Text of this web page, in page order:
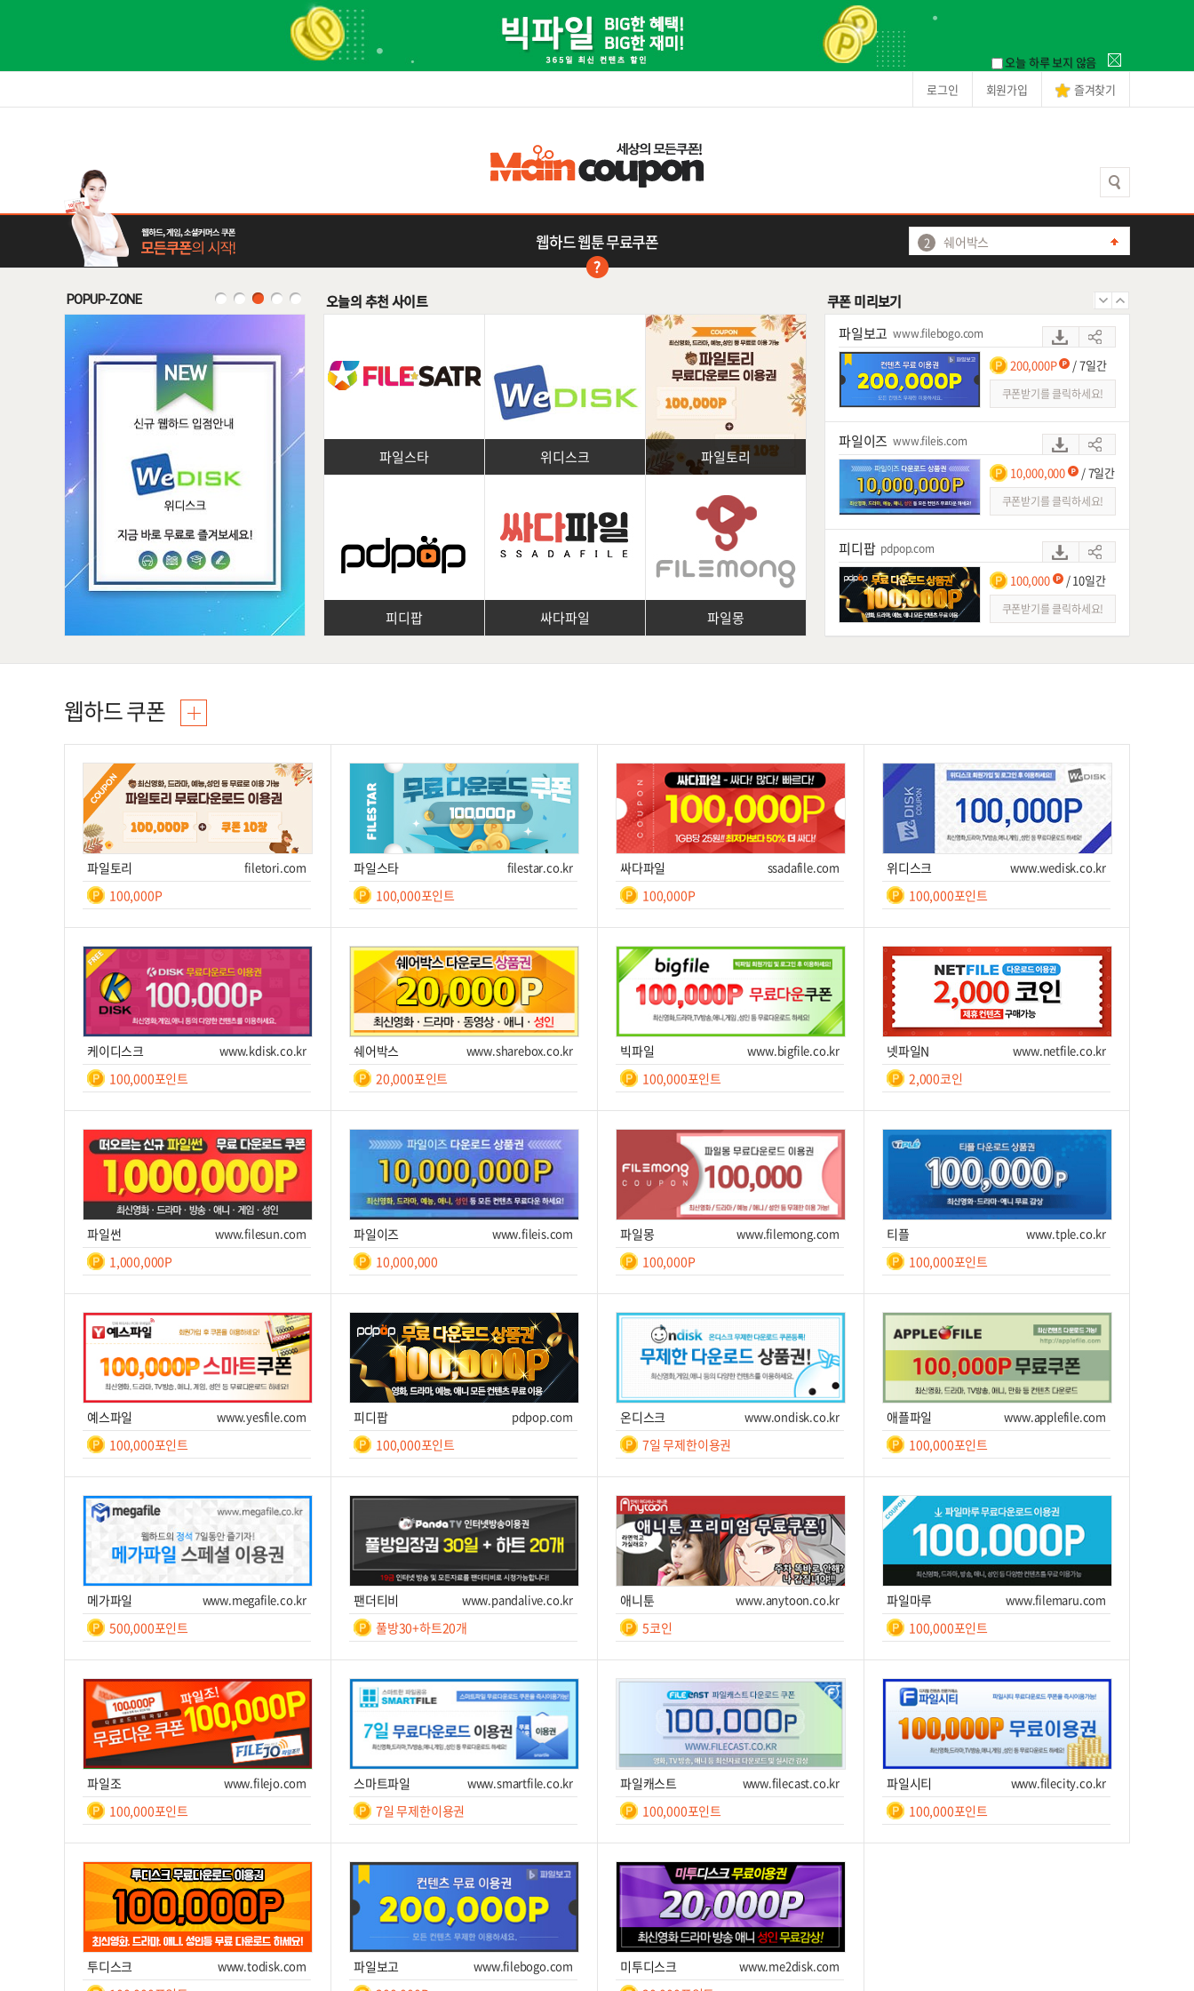
오늘 하루 보지 않음
로그인
회원가입 즐겨찾기
웹하드 웹툰 무료쿠폰
미투디스크
쉐어박스
티플
애플파일
파일캐스트
베가디스크
스마트파일
피디팝
파일혼
POPUP-ZONE 오늘의 추천 사이트
파일스타 위디스크 파일토리
피디팝 싸다파일 파일몽
쿠폰 미리보기
빅파일
쿠폰받기를 클릭하세요!
www.sharebox.co.kr
20,000 / 7일간
파일보고 www.filebogo.com
200,000P / 7일간
쿠폰받기를 클릭하세요!
파일이즈 www.fileis.com
10,000,000 / 7일간
쿠폰받기를 클릭하세요!
피디팝 pdpop.com
100,000 / 10일간
쿠폰받기를 클릭하세요!
싸다파일 ssadafile.com
100,000P / 등록후 7일간
쿠폰받기를 클릭하세요!
쉐어박스 www.sharebox.co.kr
쿠폰받기를 클릭하세요!
파일보고 www.filebogo.com
200,000P / 7일간
쿠폰받기를 클릭하세요!
파일이즈 www.fileis.com
쿠폰받기를 클릭하세요!
pdpop.com
100,000 / 10일간
웹하드 쿠폰
파일토리 filetori.com
100,000P
쿠폰번호 쿠폰받기를 클릭하세요!
쿠폰받기 사이트 이동
파일스타 filestar.co.kr
100,000포인트
쿠폰번호 쿠폰받기를 클릭하세요!
쿠폰받기 사이트 이동
싸다파일 ssadafile.com
100,000P
쿠폰번호 쿠폰받기를 클릭하세요!
쿠폰받기 사이트 이동
위디스크 www.wedisk.co.kr
100,000포인트
쿠폰번호 쿠폰받기를 클릭하세요!
쿠폰받기 사이트 이동
케이디스크 www.kdisk.co.kr
100,000포인트
쿠폰번호 쿠폰받기를 클릭하세요!
쿠폰받기 사이트 이동
쉐어박스 www.sharebox.co.kr
20,000포인트
쿠폰번호 쿠폰받기를 클릭하세요!
쿠폰받기 사이트 이동
빅파일 www.bigfile.co.kr
100,000포인트
쿠폰번호 쿠폰받기를 클릭하세요!
쿠폰받기 사이트 이동
넷파일N www.netfile.co.kr
2,000코인
후 7
쿠폰번호 쿠폰받기를 클릭하세요!
쿠폰받기 사이트 이동
파일썬 www.filesun.com
1,000,000P
일
쿠폰번호 쿠폰받기를 클릭하세요!
사이트 이동
파일이즈 www.fileis.com
10,000,000
쿠폰번호 쿠폰받기를 클릭하세요!
쿠폰받기 사이트 이동
파일몽 www.filemong.com
100,000P
쿠폰번호 쿠폰받기를 클릭하세요!
쿠폰받기 사이트 이동
티플 www.tple.co.kr
100,000포인트
쿠폰번호 쿠폰받기를 클릭하세요!
쿠폰받기 사이트 이동
예스파일 www.yesfile.com
100,000포인트
쿠폰번호 쿠폰받기를 클릭하세요!
쿠폰받기 사이트 이동
피디팝 pdpop.com
100,000포인트
쿠폰번호 쿠폰받기를 클릭하세요!
쿠폰받기 사이트 이동
온디스크 www.ondisk.co.kr
7일 무제한이용권
쿠폰번호 쿠폰받기를 클릭하세요!
쿠폰받기 사이트 이동
애플파일 www.applefile.com
100,000포인트
쿠폰번호 쿠폰받기를 클릭하세요!
쿠폰받기 사이트 이동
메가파일 www.megafile.co.kr
500,000포인트
쿠폰번호 쿠폰받기를 클릭하세요!
쿠폰받기 사이트 이동
팬더티비 www.pandalive.co.kr
풀방30+하트20개
쿠폰번호 쿠폰받기를 클릭하세요!
쿠폰받기 사이트 이동
애니툰 www.anytoon.co.kr
5코인
쿠폰번호 쿠폰받기를 클릭하세요!
쿠폰받기 사이트 이동
파일마루 www.filemaru.com
100,000포인트
쿠폰번호 쿠폰받기를 클릭하세요!
쿠폰받기 사이트 이동
파일조 www.filejo.com
100,000포인트
쿠폰번호 쿠폰받기를 클릭하세요!
쿠폰받기 사이트 이동
스마트파일 www.smartfile.co.kr
7일 무제한이용권
쿠폰번호 쿠폰받기를 클릭하세요!
쿠폰받기 사이트 이동
파일캐스트 www.filecast.co.kr
100,000포인트
쿠폰번호 쿠폰받기를 클릭하세요!
쿠폰받기 사이트 이동
파일시티 www.filecity.co.kr
100,000포인트
투디스크 www.todisk.com 파일보고 www.filebogo.com 미투디스크 www.me2disk.com